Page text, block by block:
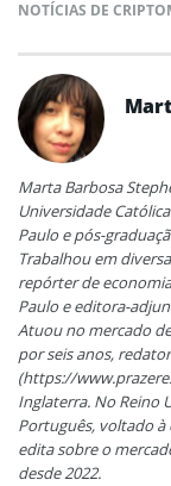
NOTÍCIAS DE
Marta Barbosa
Universidade
Paulo e pós-
Trabalhou em
repórter de
Paulo e editora-
Atuou no mercado
por seis anos,
(https://
Inglaterra. No Reino
Português, voltado à
edita sobre o
desde 2022.